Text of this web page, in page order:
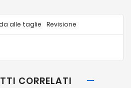
alle taglie Revisione
CORRELATI